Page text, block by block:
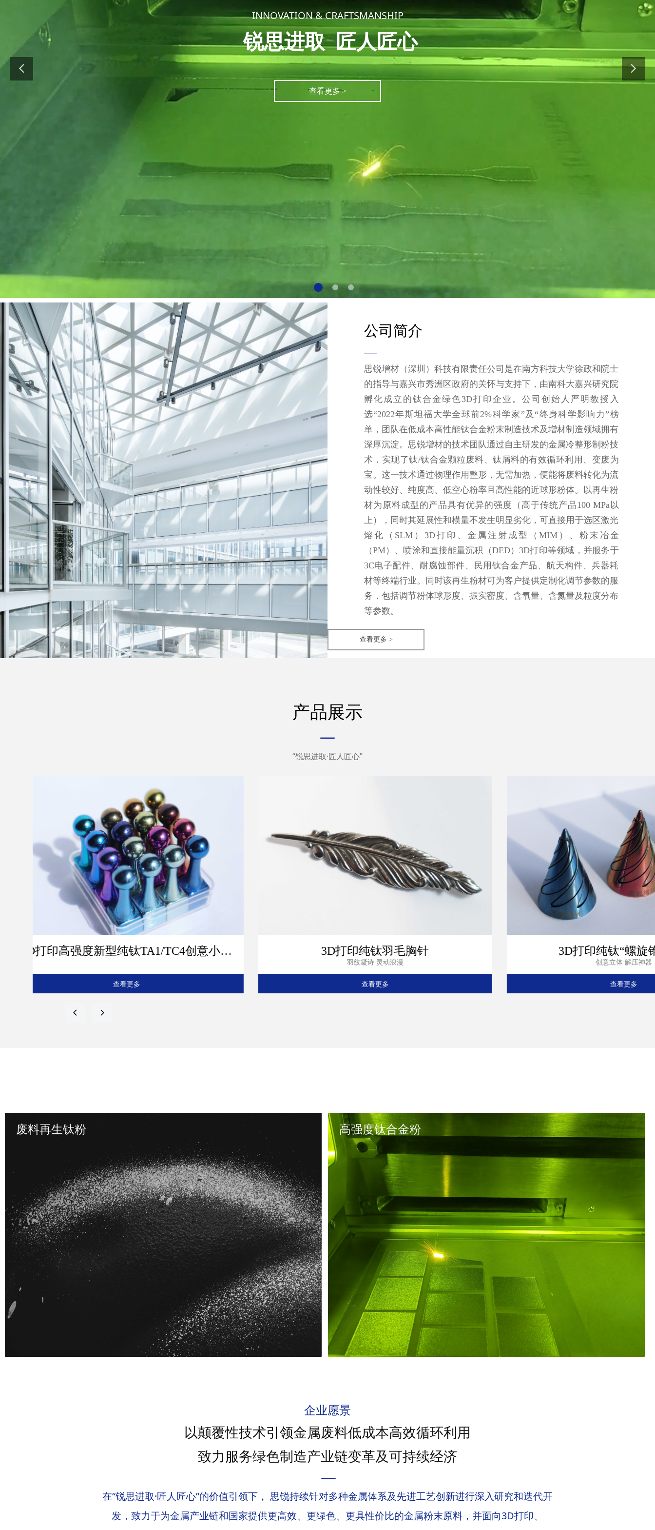
产品展示
—
“锐思进取·匠人匠心”
意小象 3D打印纯钛羽毛胸针 3D打印纯钛“螺旋锥”玩具 3D打印
넳 넲
锐思进取 匠人匠心
公司简介
—
思锐增材（深圳）科技有限责任公司是在南方科技大学徐政和院士
的指导与嘉兴市秀洲区政府的关怀与支持下，由南科大嘉兴研究院
孵化成立的钛合金绿色3D打印企业。公司创始人严明教授入
选“2022年斯坦福大学全球前2%科学家”及“终身科学影响力”榜
单，团队在低成本高性能钛合金粉末制造技术及增材制造领域拥有
深厚沉淀。思锐增材的技术团队通过自主研发的金属冷整形制粉技
术，实现了钛/钛合金颗粒废料、钛屑料的有效循环利用、变废为
宝。这一技术通过物理作用整形，无需加热，便能将废料转化为流
动性较好、纯度高、低空心粉率且高性能的近球形粉体。以再生粉
材为原料成型的产品具有优异的强度（高于传统产品100 MPa以
上），同时其延展性和模量不发生明显劣化，可直接用于选区激光
熔化（SLM）3D打印、金属注射成型（MIM）、粉末冶金
（PM）、喷涂和直接能量沉积（DED）3D打印等领域，并服务于
3C电子配件、耐腐蚀部件、民用钛合金产品、航天构件、兵器耗
材等终端行业。同时该再生粉材可为客户提供定制化调节参数的服
务，包括调节粉体球形度、振实密度、含氧量、含氮量及粒度分布
等参数。
查看更多 >
废料再生钛粉
制品相当的延伸率及模量。此外，思锐增材还拥有独创的粉材强化精加工技术，可将
高强度钛合金粉
企业愿景
以颠覆性技术引领金属废料低成本高效循环利用
致力服务绿色制造产业链变革及可持续经济
—
在“锐思进取·匠人匠心”的价值引领下， 思锐持续针对多种金属体系及先进工艺创新进行深入研究和迭代开
发，致力于为金属产业链和国家提供更高效、更绿色、更具性价比的金属粉末原料，并面向3D打印、